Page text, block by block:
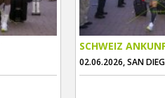
SCHWEIZ
02.06.2026, SAN